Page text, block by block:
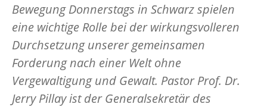
Bewegung Donnerstags in Schwarz spielen
eine wichtige Rolle bei der wirkungsvolleren
Durchsetzung unserer gemeinsamen
Forderung nach einer Welt ohne
Vergewaltigung und Gewalt. Pastor Prof. Dr.
Jerry Pillay ist der Generalsekretär des